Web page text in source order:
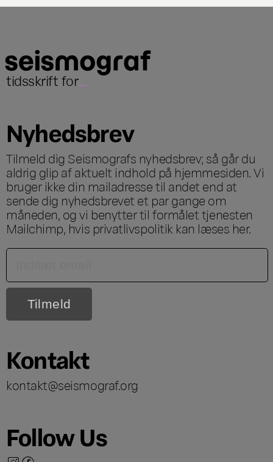
tidsskrift for...
Nyhedsbrev
Tilmeld dig Seismografs nyhedsbrev; så går du
aldrig glip af aktuelt indhold på hjemmesiden. Vi
bruger ikke din mailadresse til andet end at
sende dig nyhedsbrevet et par gange om
måneden, og vi benytter til formålet tjenesten
Mailchimp, hvis privatlivspolitik kan læses her.
Kontakt
kontakt@seismograf.org
Follow Us